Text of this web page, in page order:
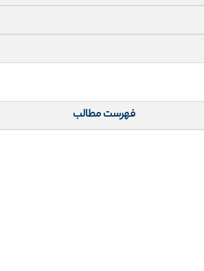
فهرست مطالب